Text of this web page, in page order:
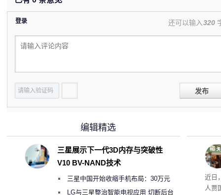
登录 还可以输入320
发布
肉
友
近日
人贾
编辑精选
三星展示下一代3D内存与突破性
V10 BV-NAND技术
三星中国开始收缩手机布局：30万元
月销售额不达标门店 将被逐步清退
LG与三星整治智能电视应用 切断后台